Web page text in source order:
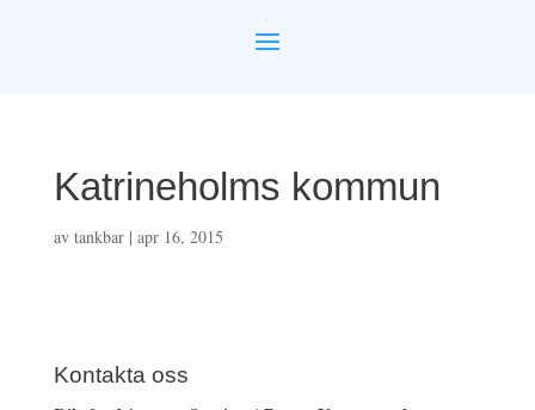
Katrineholms kommun
av tankbar| apr 16, 2015
Kontakta oss